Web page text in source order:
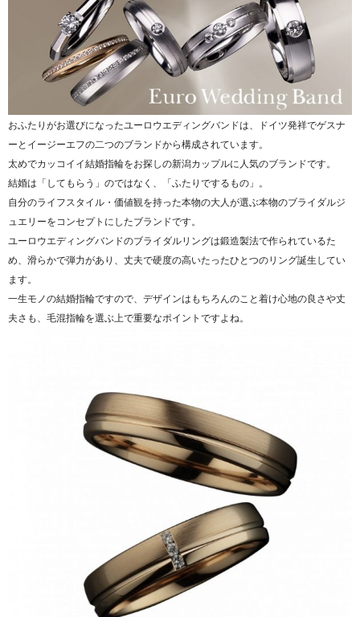
おふたりがお選びになったユーロウエディングバンドは、ドイツ発祥でゲスナ
ーとイージーエフの二つのブランドから構成されています。
太めでカッコイイ結婚指輪をお探しの新潟カップルに人気のブランドです。
結婚は「してもらう」のではなく、「ふたりでするもの」。
自分のライフスタイル・価値観を持った本物の大人が選ぶ本物のブライダルジ
ュエリーをコンセプトにしたブランドです。
ユーロウエディングバンドのブライダルリングは鍛造製法で作られているた
め、滑らかで弾力があり、丈夫で硬度の高いたったひとつのリング誕生してい
ます。
一生モノの結婚指輪ですので、デザインはもちろんのこと着け心地の良さや丈
夫さも、毛混指輪を選ぶ上で重要なポイントですよね。